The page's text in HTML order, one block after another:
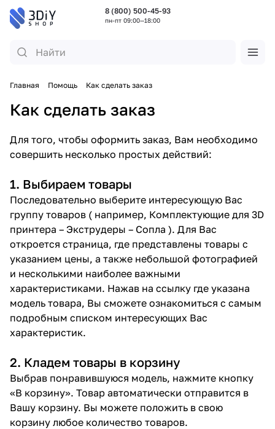
8 (800) 500-45-93
пн-пт 09:00—18:00
Главная Помощь Как сделать заказ
Как сделать заказ
Для того, чтобы оформить заказ, Вам необходимо
совершить несколько простых действий:
1. Выбираем товары
Последовательно выберите интересующую Вас
группу товаров ( например, Комплектующие для 3D
принтера – Экструдеры – Сопла ). Для Вас
откроется страница, где представлены товары с
указанием цены, а также небольшой фотографией
и несколькими наиболее важными
характеристиками. Нажав на ссылку где указана
модель товара, Вы сможете ознакомиться с самым
подробным списком интересующих Вас
характеристик.
2. Кладем товары в корзину
Выбрав понравившуюся модель, нажмите кнопку
«В корзину». Товар автоматически отправится в
Вашу корзину. Вы можете положить в свою
корзину любое количество товаров.